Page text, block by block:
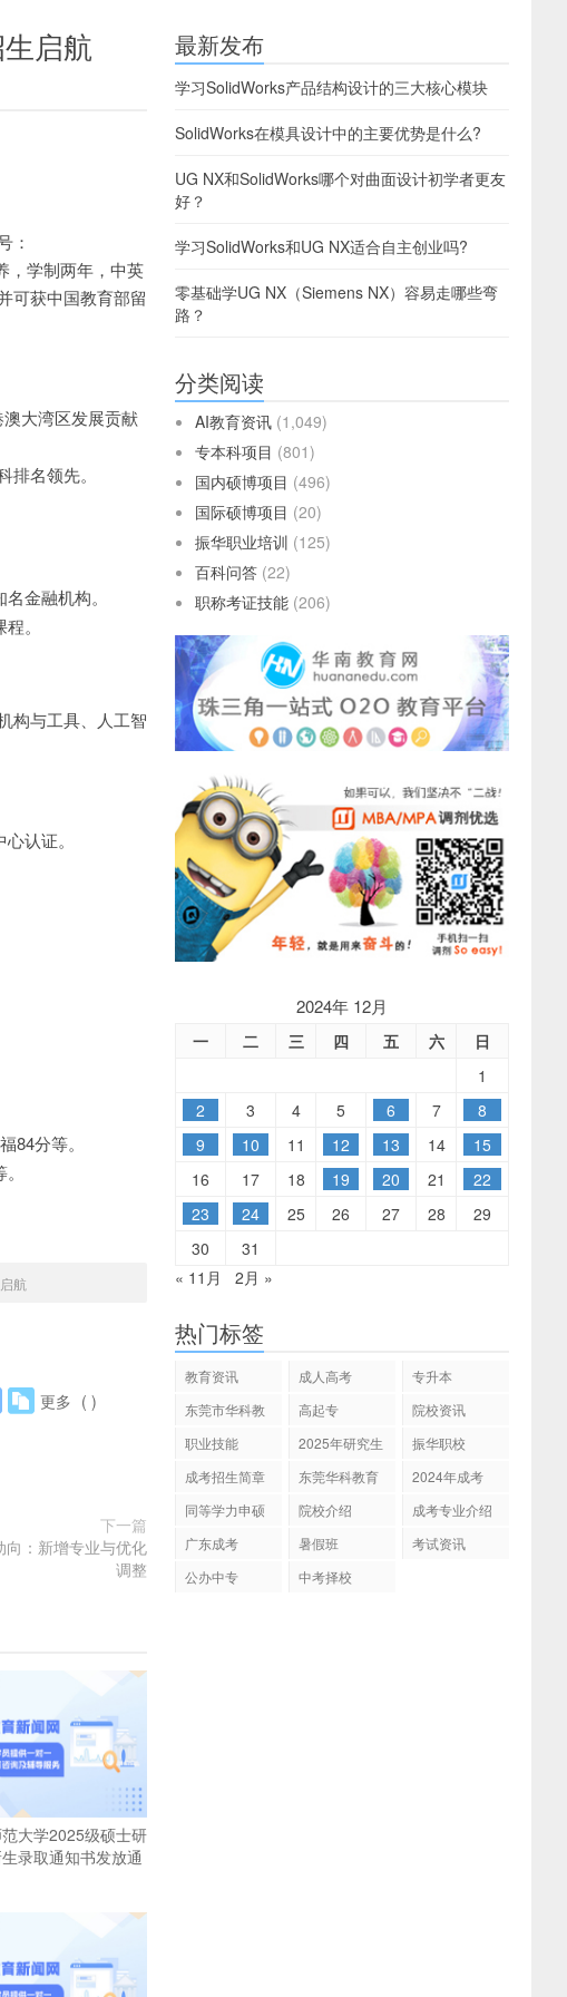
启航
：
，学制两年，中英
可获中国教育部留
澳大湾区发展贡献
名领先。
金融机构。
。
构与工具、人工智
认证。
84分等。
航
更多 ( )
下一篇
：新增专业与优化
调整
大学2025级硕士研
录取通知书发放通
最新发布
学习SolidWorks产品结构设计的三大核心模块
SolidWorks在模具设计中的主要优势是什么?
UG NX和SolidWorks哪个对曲面设计初学者更友
好？
学习SolidWorks和UG NX适合自主创业吗?
零基础学UG NX（Siemens NX）容易走哪些弯
路？
分类阅读
AI教育资讯 (1,049)
专本科项目 (801)
国内硕博项目 (496)
国际硕博项目 (20)
振华职业培训 (125)
百科问答 (22)
职称考证技能 (206)
2024年 12月
一 二 三 四 五 六
日
1
2
3 4 5 6 7
8
9
10 11 12 13 14
15
16
17 18 19 20 21
22
23
24 25 26 27 28
29
30
31
« 11月
2月 »
热门标签
教育资讯 成人高考
专升本
东莞市华科教
高起专
院校资讯
职业技能
2025年研究生
振华职校
成考招生简章
东莞华科教育
2024年成考
同等学力申硕
院校介绍
成考专业介绍
广东成考
暑假班
考试资讯
公办中专
中考择校